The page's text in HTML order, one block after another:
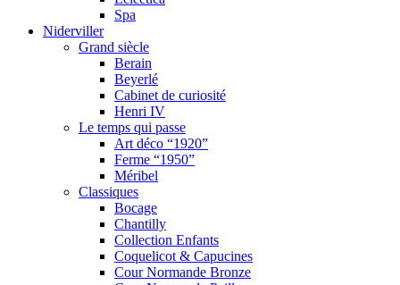
Spa
Niderviller
Grand siècle
Berain
Beyerlé
Cabinet de curiosité
Henri IV
Le temps qui passe
Art déco “1920”
Ferme “1950”
Méribel
Classiques
Bocage
Chantilly
Collection Enfants
Coquelicot & Capucines
Cour Normande Bronze